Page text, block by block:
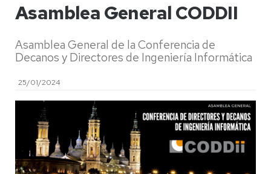
Asamblea General CODDII
Asamblea General de la Conferencia de
Decanos y Directores de Ingeniería Informática
25/01/2024